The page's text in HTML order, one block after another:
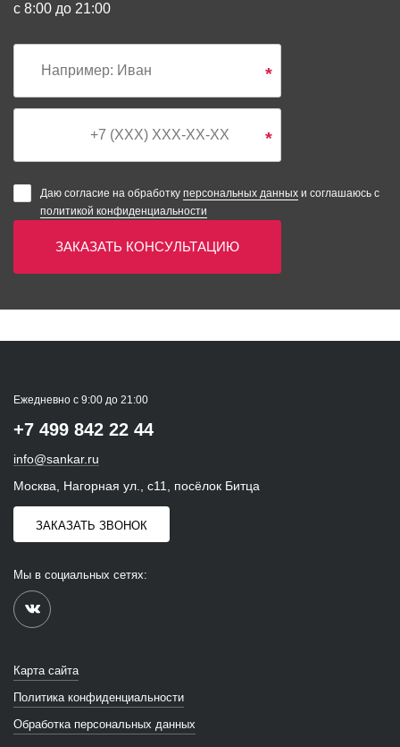
с 8:00 до 21:00
*
*
Даю согласие на обработку персональных данных и соглашаюсь с
политикой конфиденциальности
ЗАКАЗАТЬ КОНСУЛЬТАЦИЮ
Ежедневно с 9:00 до 21:00
+7 499 842 22 44
info@sankar.ru
Москва, Нагорная ул., с11, посёлок Битца
ЗАКАЗАТЬ ЗВОНОК
Мы в социальных сетях:
Карта сайта
Политика конфиденциальности
Обработка персональных данных